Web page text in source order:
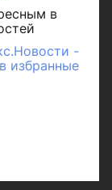
в
-
избранные